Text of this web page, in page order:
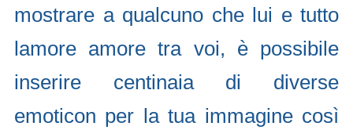
mostrare a qualcuno che lui e tutto
lamore amore tra voi, è possibile
inserire centinaia di diverse
emoticon per la tua immagine così